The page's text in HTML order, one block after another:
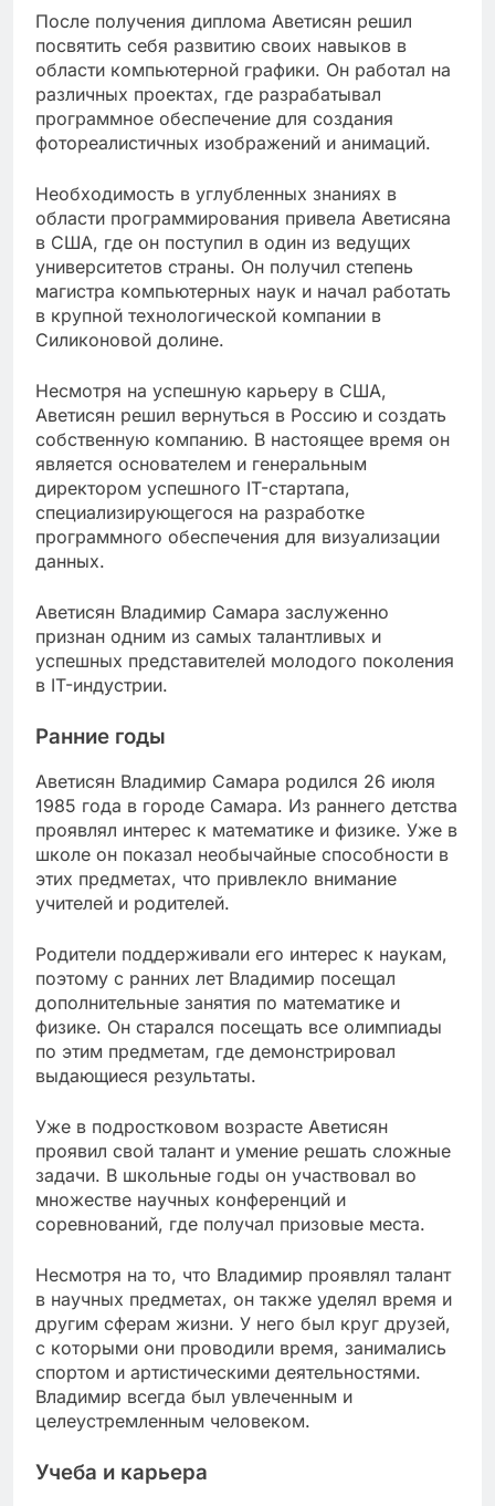
После получения диплома Аветисян решил
посвятить себя развитию своих навыков в
области компьютерной графики. Он работал на
различных проектах, где разрабатывал
программное обеспечение для создания
фотореалистичных изображений и анимаций.
Необходимость в углубленных знаниях в
области программирования привела Аветисяна
в США, где он поступил в один из ведущих
университетов страны. Он получил степень
магистра компьютерных наук и начал работать
в крупной технологической компании в
Силиконовой долине.
Несмотря на успешную карьеру в США,
Аветисян решил вернуться в Россию и создать
собственную компанию. В настоящее время он
является основателем и генеральным
директором успешного IT-стартапа,
специализирующегося на разработке
программного обеспечения для визуализации
данных.
Аветисян Владимир Самара заслуженно
признан одним из самых талантливых и
успешных представителей молодого поколения
в IT-индустрии.
Ранние годы
Аветисян Владимир Самара родился 26 июля
1985 года в городе Самара. Из раннего детства
проявлял интерес к математике и физике. Уже в
школе он показал необычайные способности в
этих предметах, что привлекло внимание
учителей и родителей.
Родители поддерживали его интерес к наукам,
поэтому с ранних лет Владимир посещал
дополнительные занятия по математике и
физике. Он старался посещать все олимпиады
по этим предметам, где демонстрировал
выдающиеся результаты.
Уже в подростковом возрасте Аветисян
проявил свой талант и умение решать сложные
задачи. В школьные годы он участвовал во
множестве научных конференций и
соревнований, где получал призовые места.
Несмотря на то, что Владимир проявлял талант
в научных предметах, он также уделял время и
другим сферам жизни. У него был круг друзей,
с которыми они проводили время, занимались
спортом и артистическими деятельностями.
Владимир всегда был увлеченным и
целеустремленным человеком.
Учеба и карьера